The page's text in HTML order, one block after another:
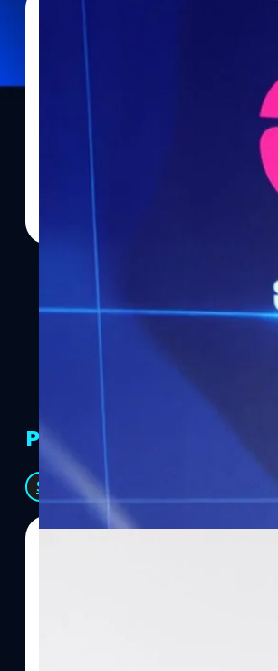
ออมสิน เปิดวิสัยทัศน์ผู้นำคนให
นายทรงพล ชีวะปัญญาโรจน์ ผู้อำนวยการธ
นโยบายการดำเนินงานในฐานะผู้อำนวยกา
โอกาสครบรอบ 113 ปี ของธนาคารออมสิน
พระมงกุฎเกล้าเจ้าอยู่หัว รัชกาลที่ 6 ในการ
การเป็นธนาคารเพื่อสังคม และนับจากนี้ไป
การเป็นธนาคารเพื่อสังคม เพื่อทุกชีวิต หรือ
บวกต่อสังคมครอบคลุมทุกช่วงชีวิตของคน
ความท้าทายส่งผลกระทบต่อภาพรวมเศรษฐ
ค่าเงินบาทแกว่งตัวสูงและอ่อนค่าลงอยู่ที่ป
เคลื่อนไหวอยู่ในช่วง 40.2 - 50.5 บาท/ลิต
ชีวิตให้สามารถฝ่าฟันอุปสรรคความท้าทายค
ที่กลุ่มวัยเด็กเล็ก (First Steps) ตั้งเป้าปลูก
ตั้งแต่ยังเยาว์วัย กลุ่มวัยเรียน (Education)…
PR Partners
See All